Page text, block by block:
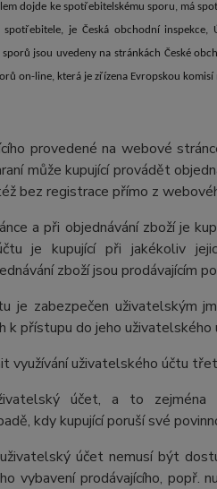
dojde ke spotřebitelskému sporu, má
je Česká obchodní
jsou uvedeny na stránkách České
on-line, která je zřízena Evropskou
provedené na webové
může kupující provádět
bez registrace přímo z
a při objednávání zboží je
je kupující při jakékoliv
zboží jsou prodávajícím
je zabezpečen uživatelským
k přístupu do jeho uživatelského
využívání uživatelského účtu
účet, a to
kdy kupující poruší své
účet nemusí být
vybavení prodávajícího, popř.